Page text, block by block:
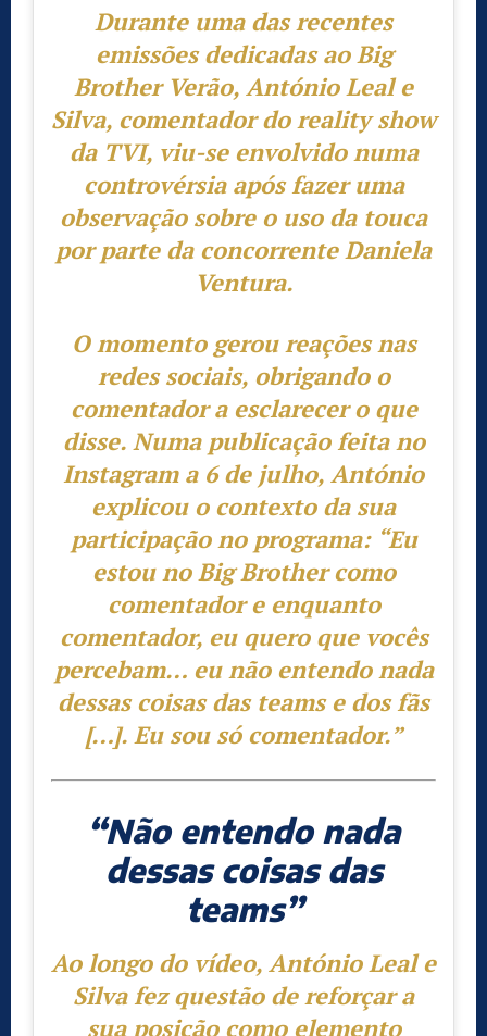
Durante uma das recentes
emissões dedicadas ao Big
Brother Verão, António Leal e
Silva, comentador do reality show
da TVI, viu-se envolvido numa
controvérsia após fazer uma
observação sobre o uso da touca
por parte da concorrente Daniela
Ventura.
O momento gerou reações nas
redes sociais, obrigando o
comentador a esclarecer o que
disse. Numa publicação feita no
Instagram a 6 de julho, António
explicou o contexto da sua
participação no programa: “Eu
estou no Big Brother como
comentador e enquanto
comentador, eu quero que vocês
percebam… eu não entendo nada
dessas coisas das teams e dos fãs
[…]. Eu sou só comentador.”
“Não entendo nada
dessas coisas das
teams”
Ao longo do vídeo, António Leal e
Silva fez questão de reforçar a
sua posição como elemento